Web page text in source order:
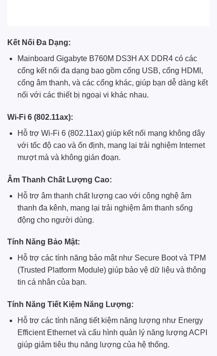
Kết Nối Đa Dạng:
Mainboard Gigabyte B760M DS3H AX DDR4 có các
cổng kết nối đa dạng bao gồm cổng USB, cổng HDMI,
cổng âm thanh, và các cổng khác, giúp bạn dễ dàng kết
nối với các thiết bị ngoại vi khác nhau.
Wi-Fi 6 (802.11ax):
Hỗ trợ Wi-Fi 6 (802.11ax) giúp kết nối mạng không dây
với tốc độ cao và ổn định, mang lại trải nghiệm Internet
mượt mà và không gián đoạn.
Âm Thanh Chất Lượng Cao:
Hỗ trợ âm thanh chất lượng cao với công nghệ âm
thanh đa kênh, mang lại trải nghiệm âm thanh sống
động cho người dùng.
Tính Năng Bảo Mật:
Hỗ trợ các tính năng bảo mật như Secure Boot và TPM
(Trusted Platform Module) giúp bảo vệ dữ liệu và thông
tin cá nhân của bạn.
Tính Năng Tiết Kiệm Năng Lượng:
Hỗ trợ các tính năng tiết kiệm năng lượng như Energy
Efficient Ethernet và cấu hình quản lý năng lượng ACPI
giúp giảm tiêu thụ năng lượng của hệ thống.